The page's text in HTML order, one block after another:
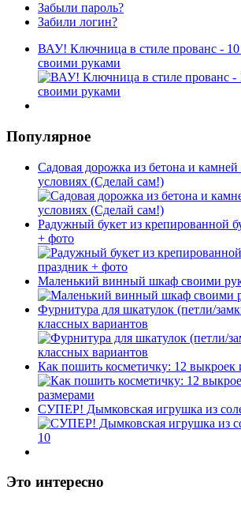
Забыли пароль?
Забили логин?
ВАУ! Ключница в стиле прованс -
своими руками
Популярное
Садовая дорожка из бетона и
условиях (Сделай сам!)
Радужный букет из крепированной
+ фото
Маленький винный шкаф своими
Фурнитура для шкатулок (петли/
классных вариантов
Как пошить косметичку: 12 выкроек
СУПЕР! Дымковская игрушка из
Это интересно